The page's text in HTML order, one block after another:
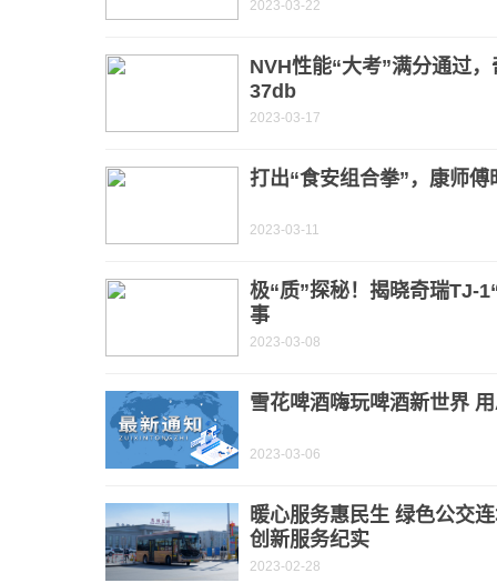
2023-03-22
NVH性能“大考”满分通过
37db
2023-03-17
打出“食安组合拳”，康师
2023-03-11
极“质”探秘！揭晓奇瑞TJ-
事
2023-03-08
雪花啤酒嗨玩啤酒新世界
2023-03-06
暖心服务惠民生 绿色公交
创新服务纪实
2023-02-28